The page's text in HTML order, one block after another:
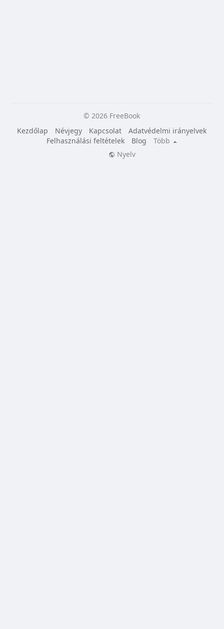
© 2026 FreeBook
Kezdőlap
Névjegy Kapcsolat
Adatvédelmi irányelvek
Felhasználási feltételek
Blog
Több
Nyelv